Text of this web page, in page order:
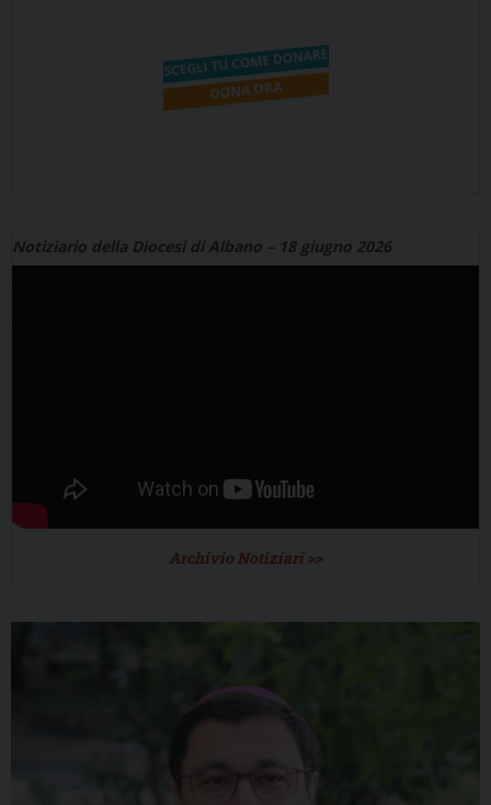
Notiziario della Diocesi di Albano – 18 giugno 2026
Archivio Notiziari >>